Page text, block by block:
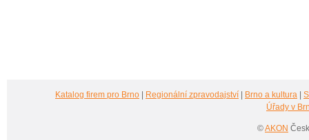
Katalog firem pro Brno Regionální zpravodajství Brno a kultura
Úřady v
©AKON